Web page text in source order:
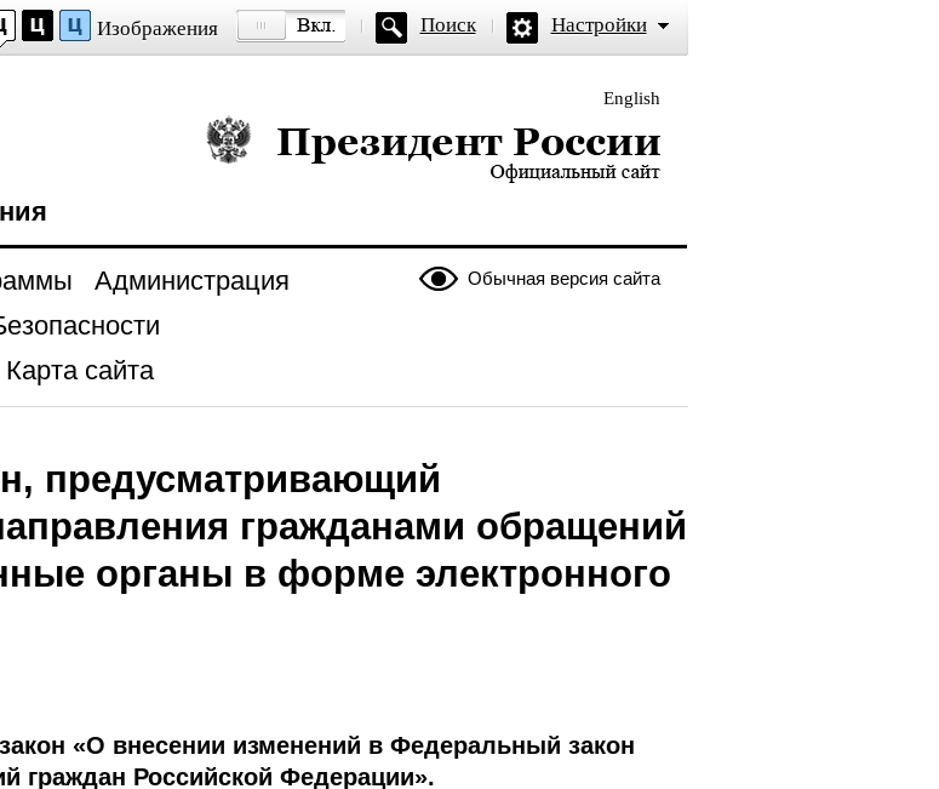
Изображения Поиск Настройки
English
Президент России — официальный сайт
Обычная версия сайта
Администрация
Карта сайта
предусматривающий
гражданами обращений
органы в форме электронного
«О внесении изменений в Федеральный закон
граждан Российской Федерации».